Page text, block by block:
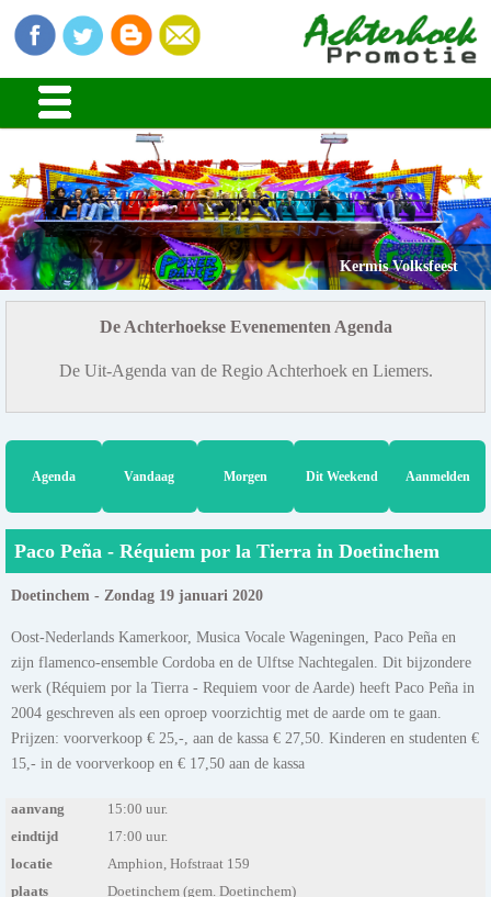
Kermis Volksfeest
De Achterhoekse Evenementen Agenda
De Uit-Agenda van de Regio Achterhoek en Liemers.
Agenda Vandaag Morgen Dit Weekend Aanmelden
Paco Peña - Réquiem por la Tierra in Doetinchem
Doetinchem - Zondag 19 januari 2020
Oost-Nederlands Kamerkoor, Musica Vocale Wageningen, Paco Peña en
zijn flamenco-ensemble Cordoba en de Ulftse Nachtegalen. Dit bijzondere
werk (Réquiem por la Tierra - Requiem voor de Aarde) heeft Paco Peña in
2004 geschreven als een oproep voorzichtig met de aarde om te gaan.
Prijzen: voorverkoop € 25,-, aan de kassa € 27,50. Kinderen en studenten €
15,- in de voorverkoop en € 17,50 aan de kassa
aanvang
15:00 uur.
eindtijd
17:00 uur.
locatie
Amphion, Hofstraat 159
plaats
Doetinchem (gem. Doetinchem)